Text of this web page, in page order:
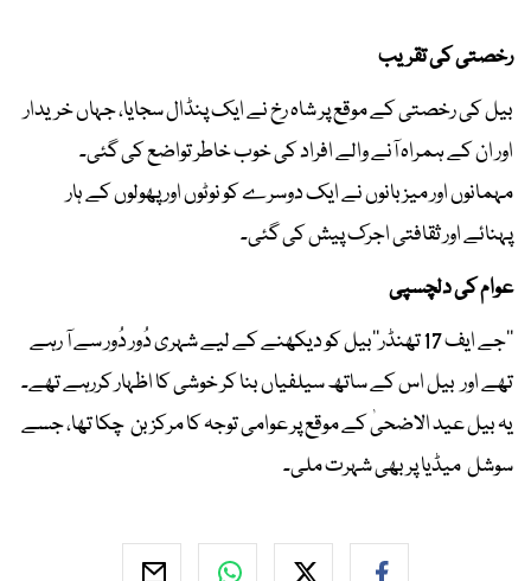
رخصتی کی تقریب
بیل کی رخصتی کے موقع پر شاہ رخ نے ایک پنڈال سجایا، جہاں خریدار
اور ان کے ہمراہ آنے والے افراد کی خوب خاطر تواضع کی گئی۔
مہمانوں اور میزبانوں نے ایک دوسرے کو نوٹوں اور پھولوں کے ہار
پہنائے اور ثقافتی اجرک پیش کی گئی۔
عوام کی دلچسپی
’’جے ایف 17 تھنڈر‘‘بیل کو دیکھنے کے لیے شہری دُور دُور سے آ رہے
تھے اور بیل اس کے ساتھ سیلفیاں بنا کر خوشی کا اظہار کررہے تھے۔
یہ بیل عید الاضحیٰ کے موقع پر عوامی توجہ کا مرکز بن چکا تھا، جسے
سوشل میڈیا پر بھی شہرت ملی۔